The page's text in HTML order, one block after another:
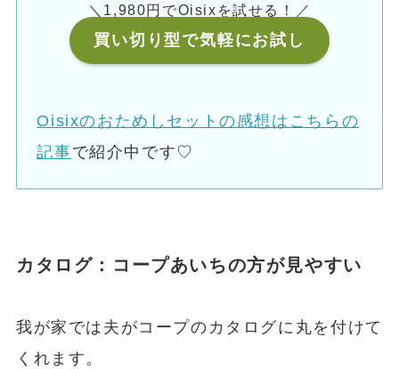
＼1,980円でOisixを試せる！／
買い切り型で気軽にお試し
Oisixのおためしセットの感想はこちらの
記事で紹介中です♡
カタログ：コープあいちの方が見やすい
我が家では夫がコープのカタログに丸を付けて
くれます。